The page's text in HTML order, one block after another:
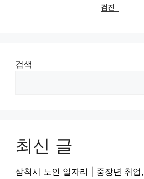
검진
검색
최신 글
삼척시 노인 일자리 | 중장년 취